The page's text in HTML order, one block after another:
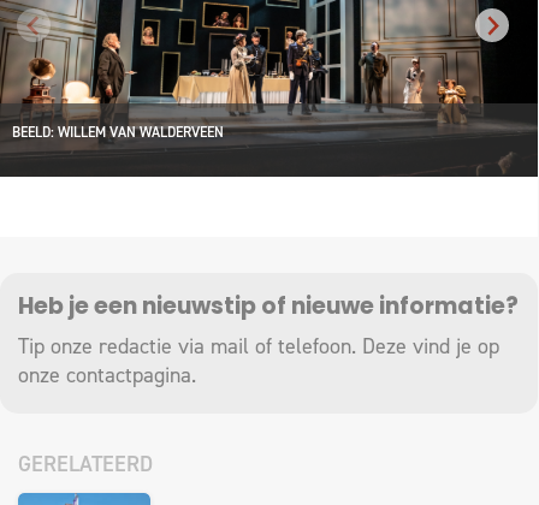
BEELD: WILLEM VAN WALDERVEEN
Heb je een nieuwstip of nieuwe informatie?
Tip onze redactie via mail of telefoon. Deze vind je op
onze contactpagina.
GERELATEERD